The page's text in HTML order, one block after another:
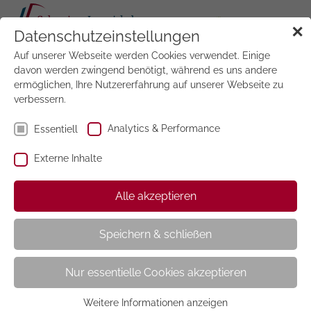
Jetzt
testen
OK! Magazin
✕
Datenschutzeinstellungen
Auf unserer Webseite werden Cookies verwendet. Einige
davon werden zwingend benötigt, während es uns andere
ermöglichen, Ihre Nutzererfahrung auf unserer Webseite zu
verbessern.
Essentiell Analytics & Performance
Externe Inhalte
Alle akzeptieren
Speichern & schließen
Nur essentielle Cookies akzeptieren
Weitere Informationen anzeigen